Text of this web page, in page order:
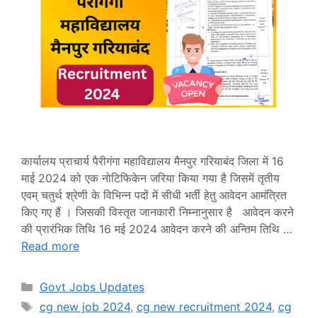
कार्यालय प्राचार्य पैरीगंगा महाविद्यालय मैनपुर गरियाबंद जिला में 16
माई 2024 को एक नोटिफिकेन जरिया किया गया है जिसमें तृतीय
एवम् चतुर्थ श्रेणी के विभिन्न पदों में सीधी भर्ती हेतु आवेदन आमंत्रित
किए गए हैं । जिसकी विस्तृत जानकारी निम्नानुसार है आवेदन करने
की प्रारंभिक तिथि 16 मई 2024 आवेदन करने की अन्तिम तिथि …
Read more
Categories
Govt Jobs Updates
Tags
cg new job 2024, cg new recruitment 2024, cg